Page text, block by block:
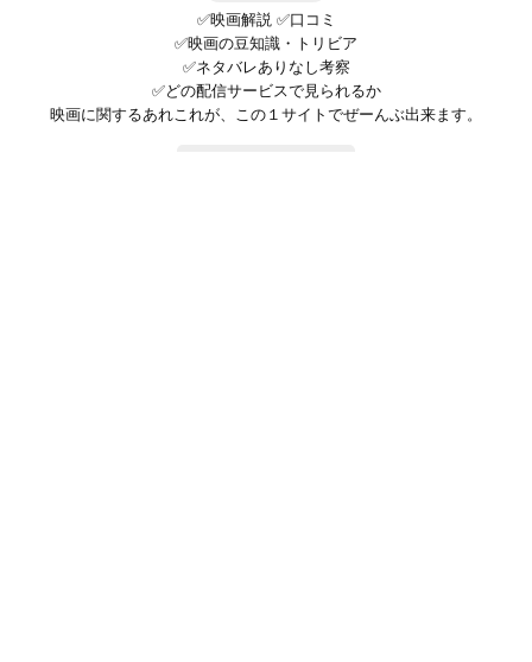
✅映画解説 ✅口コミ
✅映画の豆知識・トリビア
✅ネタバレありなし考察
✅どの配信サービスで見られるか
映画に関するあれこれが、この１サイトでぜーんぶ出来ます。